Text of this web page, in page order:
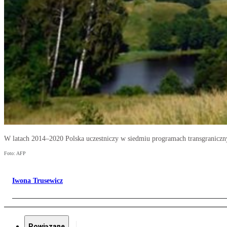
W latach 2014–2020 Polska uczestniczy w siedmiu programach
Foto: AFP
Iwona Trusewicz